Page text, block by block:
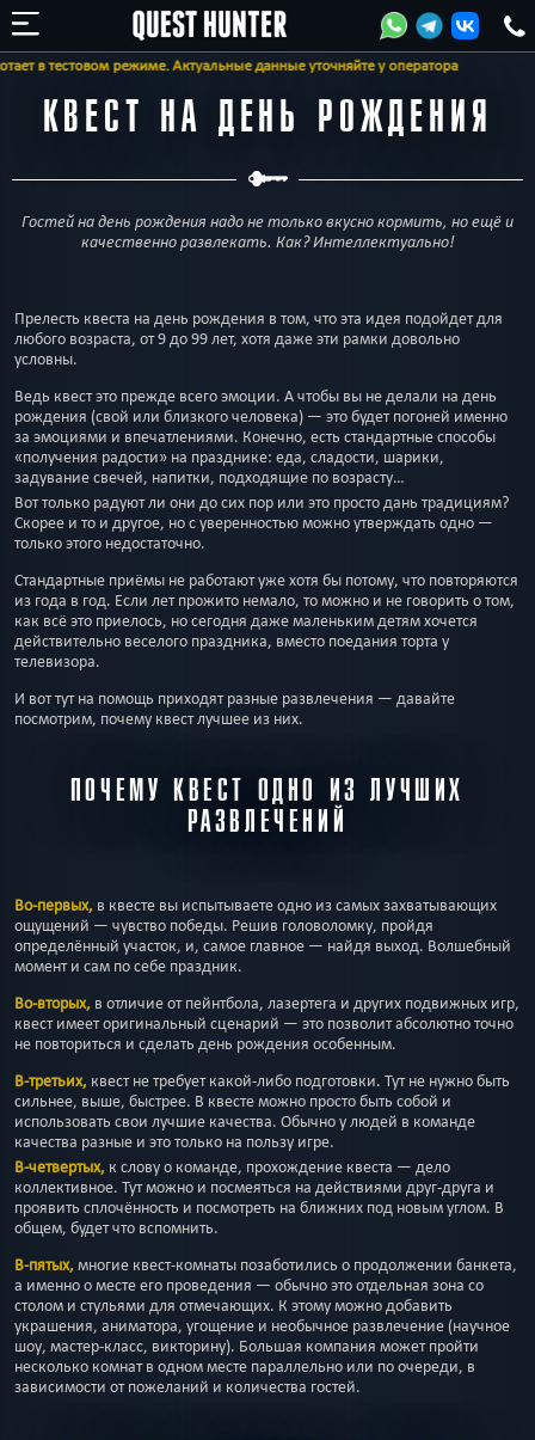
в тестовом режиме. Актуальные данные уточняйте у оператора
КВЕСТ НА ДЕНЬ РОЖДЕНИЯ
Гостей на день рождения надо не только вкусно кормить, но ещё и
качественно развлекать. Как? Интеллектуально!
Прелесть квеста на день рождения в том, что эта идея подойдет для
любого возраста, от 9 до 99 лет, хотя даже эти рамки довольно
условны.
Ведь квест это прежде всего эмоции. А чтобы вы не делали на день
рождения (свой или близкого человека) — это будет погоней именно
за эмоциями и впечатлениями. Конечно, есть стандартные способы
«получения радости» на празднике: еда, сладости, шарики,
задувание свечей, напитки, подходящие по возрасту…
Вот только радуют ли они до сих пор или это просто дань традициям?
Скорее и то и другое, но с уверенностью можно утверждать одно —
только этого недостаточно.
Стандартные приёмы не работают уже хотя бы потому, что повторяются
из года в год. Если лет прожито немало, то можно и не говорить о том,
как всё это приелось, но сегодня даже маленьким детям хочется
действительно веселого праздника, вместо поедания торта у
телевизора.
И вот тут на помощь приходят разные развлечения — давайте
посмотрим, почему квест лучшее из них.
ПОЧЕМУ КВЕСТ ОДНО ИЗ ЛУЧШИХ
РАЗВЛЕЧЕНИЙ
Во-первых, в квесте вы испытываете одно из самых захватывающих
ощущений — чувство победы. Решив головоломку, пройдя
определённый участок, и, самое главное — найдя выход. Волшебный
момент и сам по себе праздник.
Во-вторых, в отличие от пейнтбола, лазертега и других подвижных игр,
квест имеет оригинальный сценарий — это позволит абсолютно точно
не повториться и сделать день рождения особенным.
В-третьих, квест не требует какой-либо подготовки. Тут не нужно быть
сильнее, выше, быстрее. В квесте можно просто быть собой и
использовать свои лучшие качества. Обычно у людей в команде
качества разные и это только на пользу игре.
В-четвертых, к слову о команде, прохождение квеста — дело
коллективное. Тут можно и посмеяться на действиями друг-друга и
проявить сплочённость и посмотреть на ближних под новым углом. В
общем, будет что вспомнить.
В-пятых, многие квест-комнаты позаботились о продолжении банкета,
а именно о месте его проведения — обычно это отдельная зона со
столом и стульями для отмечающих. К этому можно добавить
украшения, аниматора, угощение и необычное развлечение (научное
шоу, мастер-класс, викторину). Большая компания может пройти
несколько комнат в одном месте параллельно или по очереди, в
зависимости от пожеланий и количества гостей.